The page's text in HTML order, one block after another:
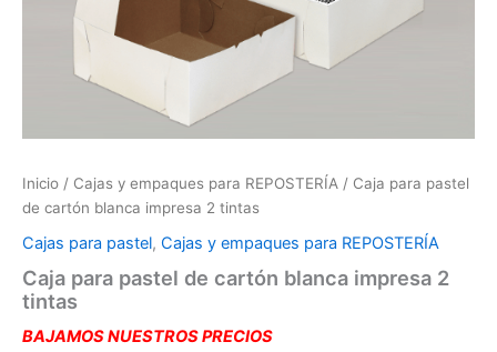
Inicio / Cajas y empaques para REPOSTERÍA / Caja para pastel
de cartón blanca impresa 2 tintas
Cajas para pastel, Cajas y empaques para REPOSTERÍA
Caja para pastel de cartón blanca impresa 2
tintas
BAJAMOS NUESTROS PRECIOS